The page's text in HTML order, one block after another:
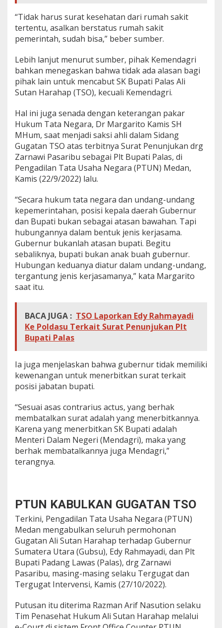
“Tidak harus surat kesehatan dari rumah sakit
tertentu, asalkan berstatus rumah sakit
pemerintah, sudah bisa,” beber sumber.
Lebih lanjut menurut sumber, pihak Kemendagri
bahkan menegaskan bahwa tidak ada alasan bagi
pihak lain untuk mencabut SK Bupati Palas Ali
Sutan Harahap (TSO), kecuali Kemendagri.
Hal ini juga senada dengan keterangan pakar
Hukum Tata Negara, Dr Margarito Kamis SH
MHum, saat menjadi saksi ahli dalam Sidang
Gugatan TSO atas terbitnya Surat Penunjukan drg
Zarnawi Pasaribu sebagai Plt Bupati Palas, di
Pengadilan Tata Usaha Negara (PTUN) Medan,
Kamis (22/9/2022) lalu.
“Secara hukum tata negara dan undang-undang
kepemerintahan, posisi kepala daerah Gubernur
dan Bupati bukan sebagai atasan bawahan. Tapi
hubungannya dalam bentuk jenis kerjasama.
Gubernur bukanlah atasan bupati. Begitu
sebaliknya, bupati bukan anak buah gubernur.
Hubungan keduanya diatur dalam undang-undang,
tergantung jenis kerjasamanya,” kata Margarito
saat itu.
BACA JUGA : TSO Laporkan Edy Rahmayadi
Ke Poldasu Terkait Surat Penunjukan Plt
Bupati Palas
Ia juga menjelaskan bahwa gubernur tidak memiliki
kewenangan untuk menerbitkan surat terkait
posisi jabatan bupati.
“Sesuai asas contrarius actus, yang berhak
membatalkan surat adalah yang menerbitkannya.
Karena yang menerbitkan SK Bupati adalah
Menteri Dalam Negeri (Mendagri), maka yang
berhak membatalkannya juga Mendagri,”
terangnya.
PTUN KABULKAN GUGATAN TSO
Terkini, Pengadilan Tata Usaha Negara (PTUN)
Medan mengabulkan seluruh permohonan
Gugatan Ali Sutan Harahap terhadap Gubernur
Sumatera Utara (Gubsu), Edy Rahmayadi, dan Plt
Bupati Padang Lawas (Palas), drg Zarnawi
Pasaribu, masing-masing selaku Tergugat dan
Tergugat Intervensi, Kamis (27/10/2022).
Putusan itu diterima Razman Arif Nasution selaku
Tim Penasehat Hukum Ali Sutan Harahap melalui